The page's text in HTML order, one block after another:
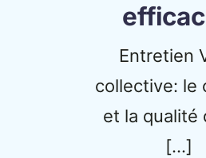
Entretien
collective: le
et la qualité
[…]